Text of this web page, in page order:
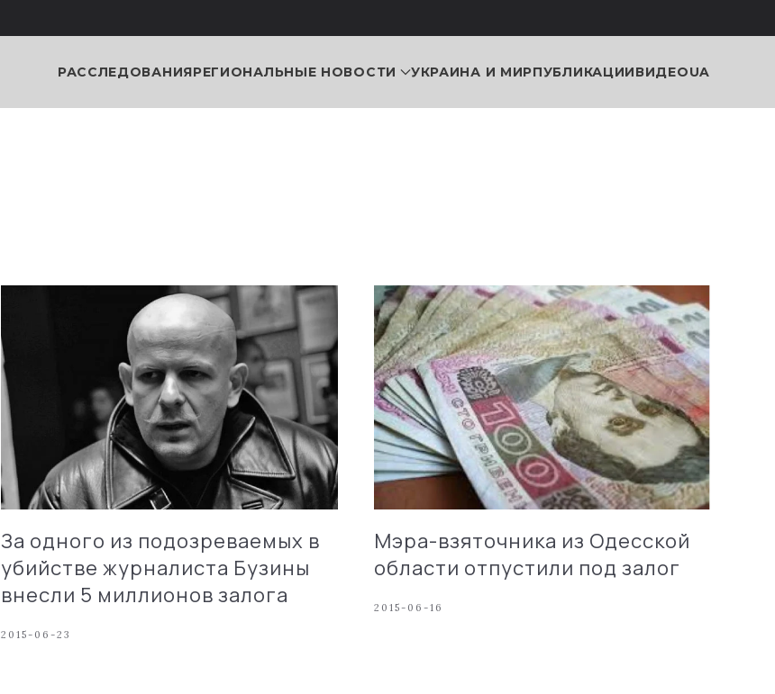
РАССЛЕДОВАНИЯРЕГИОНАЛЬНЫЕ НОВОСТИ УКРАИНА И МИРПУБЛИКАЦИИВИДЕОUA
За одного из подозреваемых в
убийстве журналиста Бузины
внесли 5 миллионов залога
2015-06-23
Мэра-взяточника из Одесской
области отпустили под залог
2015-06-16